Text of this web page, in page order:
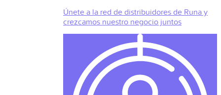
Únete a la red de distribuidores de Runa y
crezcamos nuestro negocio juntos